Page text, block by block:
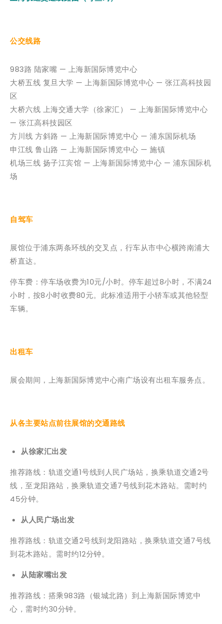
公交线路
983路 陆家嘴 — 上海新国际博览中心
大桥五线 复旦大学 — 上海新国际博览中心 — 张江高科技园
区
大桥六线 上海交通大学（徐家汇） — 上海新国际博览中心
— 张江高科技园区
方川线 方斜路 — 上海新国际博览中心 — 浦东国际机场
申江线 鲁山路 — 上海新国际博览中心 — 施镇
机场三线 扬子江宾馆 — 上海新国际博览中心 — 浦东国际机
场
自驾车
展馆位于浦东两条环线的交叉点，行车从市中心横跨南浦大
桥直达。
停车费：停车场收费为10元/小时。停车超过8小时，不满24
小时，按8小时收费80元。此标准适用于小轿车或其他轻型
车辆。
出租车
展会期间，上海新国际博览中心南广场设有出租车服务点。
从各主要站点前往展馆的交通路线
从徐家汇出发
推荐路线：轨道交通1号线到人民广场站，换乘轨道交通2号
线，至龙阳路站，换乘轨道交通7号线到花木路站。需时约
45分钟。
从人民广场出发
推荐路线：轨道交通2号线到龙阳路站，换乘轨道交通7号线
到花木路站。需时约12分钟。
从陆家嘴出发
推荐路线：搭乘983路（银城北路）到上海新国际博览中
心，需时约30分钟。